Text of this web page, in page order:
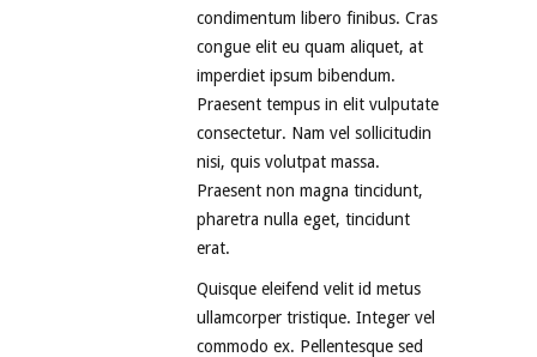
condimentum libero finibus. Cras
congue elit eu quam aliquet, at
imperdiet ipsum bibendum.
Praesent tempus in elit vulputate
consectetur. Nam vel sollicitudin
nisi, quis volutpat massa.
Praesent non magna tincidunt,
pharetra nulla eget, tincidunt
erat.
Quisque eleifend velit id metus
ullamcorper tristique. Integer vel
commodo ex. Pellentesque sed